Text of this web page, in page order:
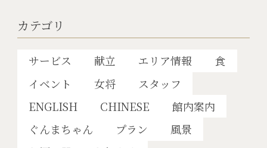
カテゴリ
サービス 献立 エリア情報
食
イベント
女将
スタッフ
ENGLISH
CHINESE
館内案内
ぐんまちゃん
プラン
風景